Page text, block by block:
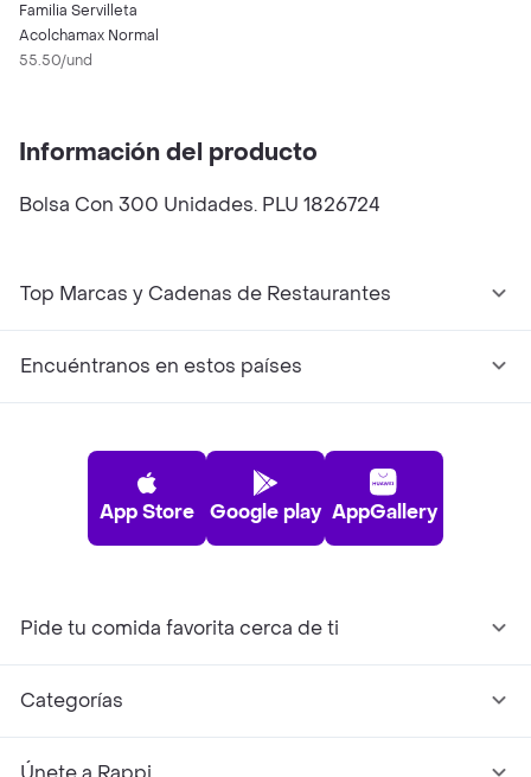
Familia Servilleta
Acolchamax Normal
55.50/und
Información del producto
Bolsa Con 300 Unidades. PLU 1826724
Top Marcas y Cadenas de Restaurantes
Encuéntranos en estos países
App Store Google play AppGallery
Pide tu comida favorita cerca de ti
Categorías